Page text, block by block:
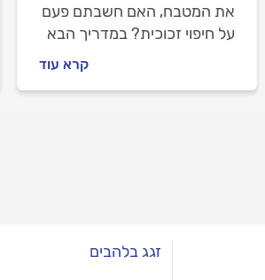
את המטבח, האם חשבתם פעם
על חיפוי זכוכית? במדריך הבא
זכוכית במטבח, איך בוחרים
זכוכית לחיפוי ומה היתרונות של
קרא עוד
זגג בלהבים